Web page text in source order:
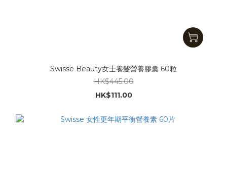
Swisse Beauty女士養髮營養膠囊 60粒
HK$445.00
HK$111.00